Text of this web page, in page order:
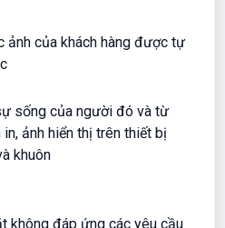
ảnh của khách hàng được tự
sống của người đó và từ
ảnh hiển thị trên thiết bị
khuôn
không đáp ứng các yêu cầu